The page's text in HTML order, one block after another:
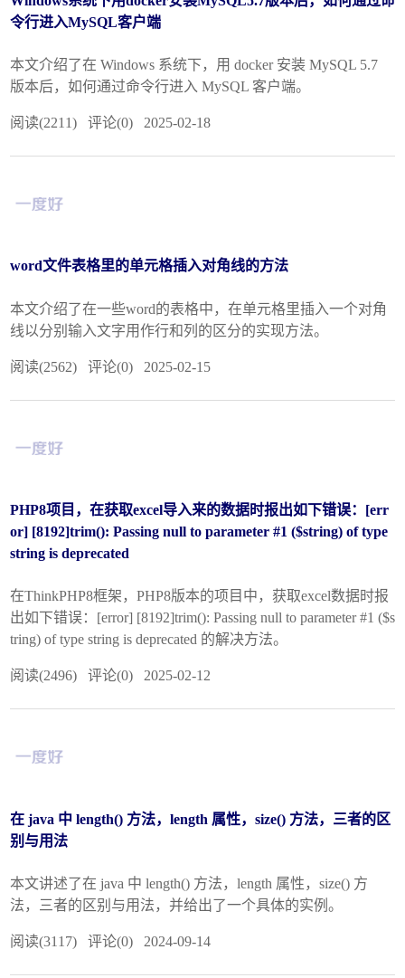
令行进入MySQL客户端
本文介绍了在 Windows 系统下，用 docker 安装 MySQL 5.7
版本后，如何通过命令行进入 MySQL 客户端。
阅读(2211) 评论(0) 2025-02-18
word文件表格里的单元格插入对角线的方法
本文介绍了在一些word的表格中，在单元格里插入一个对角
线以分别输入文字用作行和列的区分的实现方法。
阅读(2562) 评论(0) 2025-02-15
PHP8项目，在获取excel导入来的数据时报出如下错误：[err
or] [8192]trim(): Passing null to parameter #1 ($string) of type
string is deprecated
在ThinkPHP8框架，PHP8版本的项目中，获取excel数据时报
出如下错误：[error] [8192]trim(): Passing null to parameter #1 ($s
tring) of type string is deprecated 的解决方法。
阅读(2496) 评论(0) 2025-02-12
在 java 中 length() 方法，length 属性，size() 方法，三者的区
别与用法
本文讲述了在 java 中 length() 方法，length 属性，size() 方
法，三者的区别与用法，并给出了一个具体的实例。
阅读(3117) 评论(0) 2024-09-14